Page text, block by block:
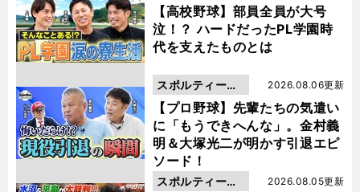
【高校野球】部員全員が大号
泣！？ ハードだったPL学園時
代を支えたものとは
動画
【プロ野球】先輩たちの気遣い
に「もうできへんな」。金村義
明＆大塚光二が明かす引退エピ
ソード！
2026.08.06更新
スポルティーバ
動画
2026.08.05更新
スポルティーバ